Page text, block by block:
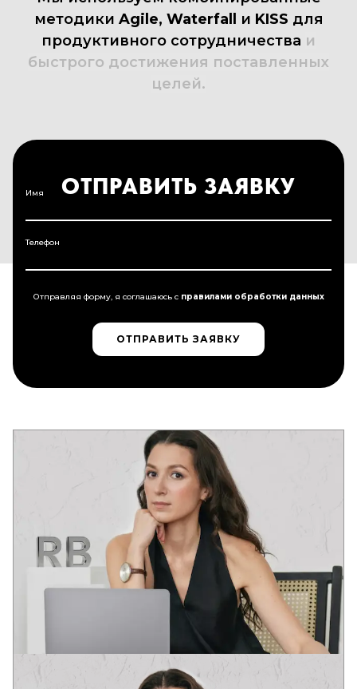
методики Agile, Waterfall и KISS для
продуктивного сотрудничества и
быстрого достижения поставленных
целей.
Имя
Телефон
Отправляя форму, я соглашаюсь c правилами обработки данных
ОТПРАВИТЬ ЗАЯВКУ
ОТПРАВИТЬ ЗАЯВКУ
ОТПРАВИТЬ ЗАЯВКУ
ВИКТОРИЯАРТ-ДИРЕКТОР